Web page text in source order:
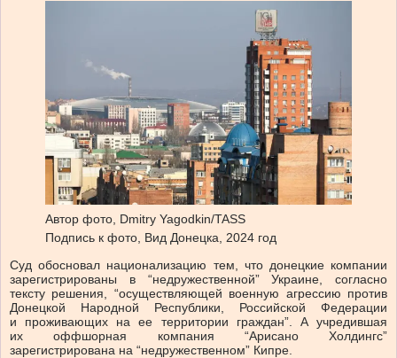
Автор фото, Dmitry Yagodkin/TASS
Подпись к фото, Вид Донецка, 2024 год
Суд обосновал национализацию тем, что донецкие компании
зарегистрированы в “недружественной” Украине, согласно
тексту решения, “осуществляющей военную агрессию против
Донецкой Народной Республики, Российской Федерации
и проживающих на ее территории граждан”. А учредившая
их оффшорная компания “Арисано Холдингс”
зарегистрирована на “недружественном” Кипре.